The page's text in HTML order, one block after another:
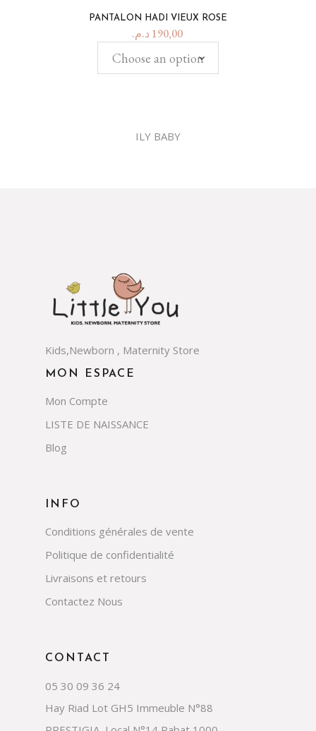
PANTALON HADI VIEUX ROSE
190,00 د.م.
Choose an option
ILY BABY
CONTACT
05 30 09 36 24
Hay Riad Lot GH5 Immeuble N°88
INFO
Conditions générales de vente
Politique de confidentialité
Livraisons et retours
Contactez Nous
MON ESPACE
Mon Compte
LISTE DE NAISSANCE
Blog
Kids,Newborn , Maternity Store